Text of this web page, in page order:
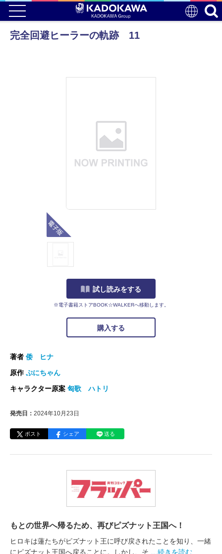
完全回避ヒーラーの軌跡 11
試し読みをする
※電子書籍ストアBOOK☆WALKERへ移動します。
購入する
著者 倭 ヒナ
原作ぷにちゃん
キャラクター原案 匈歌 ハトリ
発売日： 2024年10月23日
ポスト シェア 送る
もとの世界へ帰るため、再びピズナット王国へ！
ヒロキは蓮たちがピズナット王に呼び戻されたことを知り、一緒
にピズナット王国へ戻ることに。しかし、そ
…続きを読む